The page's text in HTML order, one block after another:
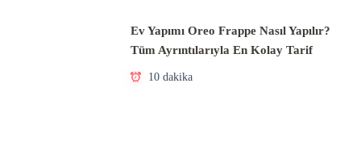
Ev Yapımı Oreo Frappe Nasıl Yapılır?
Tüm Ayrıntılarıyla En Kolay Tarif
10 dakika